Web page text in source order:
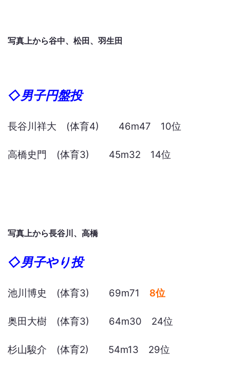
写真上から谷中、松田、羽生田
◇男子円盤投
長谷川祥大 (体育4) 46m47 10位
高橋史門 (体育3) 45m32 14位
写真上から長谷川、高橋
◇男子やり投
池川博史 (体育3) 69m71 8位
奥田大樹 (体育3) 64m30 24位
杉山駿介 (体育2) 54m13 29位